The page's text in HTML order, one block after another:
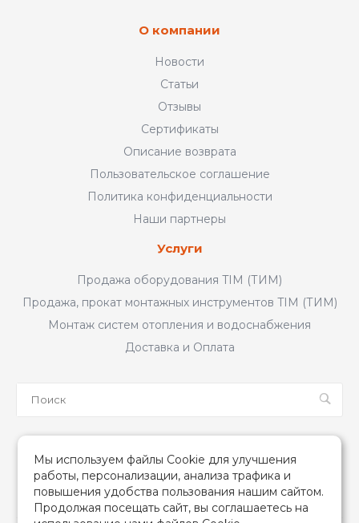
О компании
Новости
Статьи
Отзывы
Сертификаты
Описание возврата
Пользовательское соглашение
Политика конфиденциальности
Наши партнеры
Услуги
Продажа оборудования TIM (ТИМ)
Продажа, прокат монтажных инструментов TIM (ТИМ)
Монтаж систем отопления и водоснабжения
Доставка и Оплата
Мы используем файлы Cookie для улучшения
работы, персонализации, анализа трафика и
повышения удобства пользования нашим сайтом.
Продолжая посещать сайт, вы соглашаетесь на